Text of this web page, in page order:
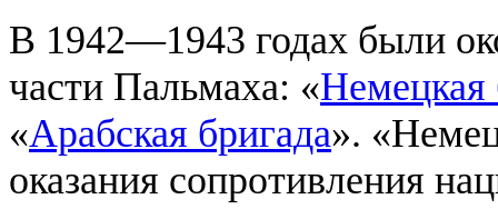
В 1942—1943 годах были
части Пальмаха: «Немецкая
«Арабская бригада».
оказания сопротивления